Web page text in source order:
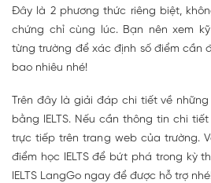
Đây là 2 phương thức riêng biệt,
chứng chỉ cùng lúc. Bạn nên xem
từng trường để xác định số điểm cần
bao nhiêu nhé!
Trên đây là giải đáp chi tiết về
bằng IELTS. Nếu cần thông tin chi
trực tiếp trên trang web của trường.
điểm học IELTS để bứt phá trong kỳ
IELTS LangGo ngay để được hỗ trợ